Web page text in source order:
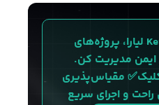
با برنامه آماده Keila لیارا، پروژه‌های
مدیریت کن.
✅ نصب فقط با یک کلیک✅ مقیاس‌پذیری
و اجرای سریع